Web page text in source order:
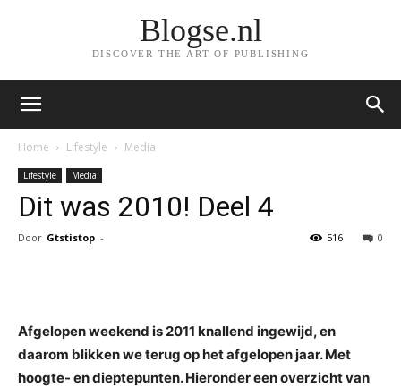
Blogse.nl
DISCOVER THE ART OF PUBLISHING
Home Lifestyle Media
Lifestyle Media
Dit was 2010! Deel 4
Door Gtstistop - 0
516
Afgelopen weekend is 2011 knallend ingewijd, en
daarom blikken we terug op het afgelopen jaar. Met
hoogte- en dieptepunten. Hieronder een overzicht van